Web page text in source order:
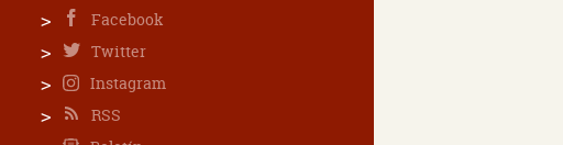
Facebook
Twitter
Instagram
RSS